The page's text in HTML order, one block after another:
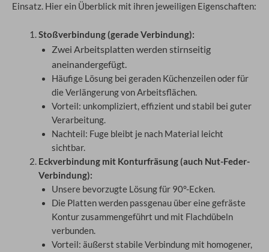
Einsatz. Hier ein Überblick mit ihren jeweiligen Eigenschaften:
Stoßverbindung (gerade Verbindung):
Zwei Arbeitsplatten werden stirnseitig
aneinandergefügt.
Häufige Lösung bei geraden Küchenzeilen oder für
die Verlängerung von Arbeitsflächen.
Vorteil: unkompliziert, effizient und stabil bei guter
Verarbeitung.
Nachteil: Fuge bleibt je nach Material leicht
sichtbar.
Eckverbindung mit Konturfräsung (auch Nut-Feder-
Verbindung):
Unsere bevorzugte Lösung für 90°-Ecken.
Die Platten werden passgenau über eine gefräste
Kontur zusammengeführt und mit Flachdübeln
verbunden.
Vorteil: äußerst stabile Verbindung mit homogener,